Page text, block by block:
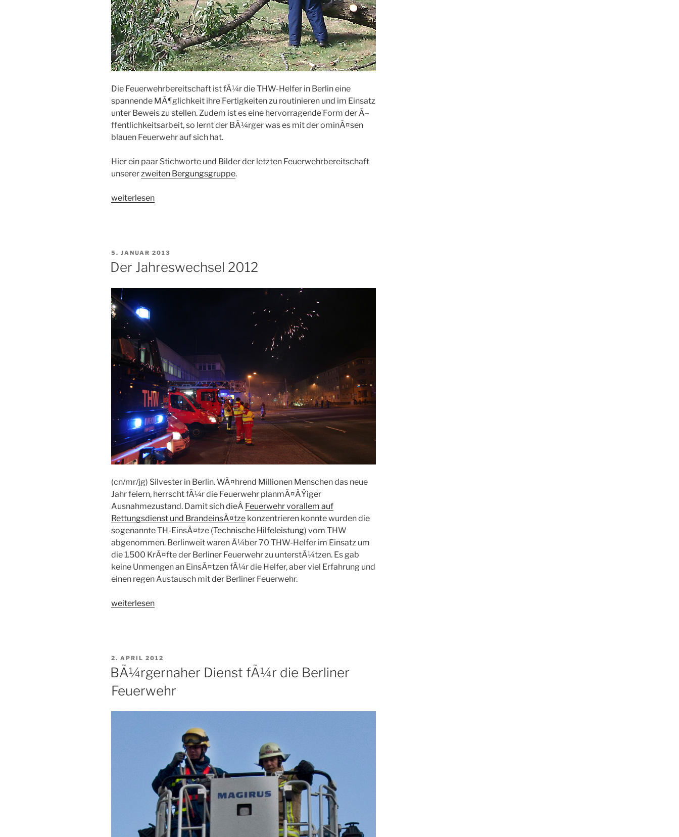
Die Feuerwehrbereitschaft ist fÃ¼r die THW-Helfer in Berlin eine
spannende MÃ¶glichkeit ihre Fertigkeiten zu routinieren und im Einsatz
unter Beweis zu stellen. Zudem ist es eine hervorragende Form der Ã–
ffentlichkeitsarbeit, so lernt der BÃ¼rger was es mit der ominÃ¤sen
blauen Feuerwehr auf sich hat.
Hier ein paar Stichworte und Bilder der letzten Feuerwehrbereitschaft
unsererzweiten Bergungsgruppe.
„FleiÃŸige
weiterlesen
VERÖFFENTLICHT
AM
5. JANUAR 2013
Der Jahreswechsel 2012
(cn/mr/jg) Silvester in Berlin. WÃ¤hrend Millionen Menschen das neue
Jahr feiern, herrscht fÃ¼r die Feuerwehr planmÃ¤ÃŸiger
Ausnahmezustand. Damit sich dieÂ Feuerwehr vorallem auf
Rettungsdienst und BrandeinsÃ¤tze konzentrieren konnte wurden die
sogenannte TH-EinsÃ¤tze (Technische Hilfeleistung) vom THW
abgenommen. Berlinweit waren Ã¼ber 70 THW-Helfer im Einsatz um
die 1.500 KrÃ¤fte der Berliner Feuerwehr zu unterstÃ¼tzen. Es gab
keine Unmengen an EinsÃ¤tzen fÃ¼r die Helfer, aber viel Erfahrung und
einen regen Austausch mit der Berliner Feuerwehr.
„Der
weiterlesen
VERÖFFENTLICHT
AM
2. APRIL 2012
BÃ¼rgernaher Dienst fÃ¼r die Berliner
Feuerwehr